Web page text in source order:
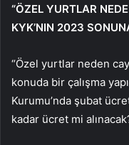
“ÖZEL YURTLAR
KYK’NIN 2023
“Özel yurtlar neden
konuda bir çalışma
Kurumu’nda şubat
kadar ücret mi